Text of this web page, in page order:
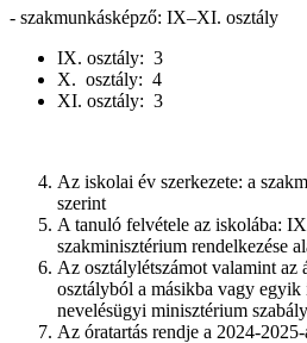
- szakmunkásképző: IX–XI. osztály
IX. osztály: 3
X. osztály: 4
XI. osztály: 3
Az iskolai év szerkezete: a
szerint
A tanuló felvétele az iskolába:
szakminisztérium rendelkezése
Az osztálylétszámot valamint az
osztályból a másikba vagy egyik
nevelésügyi minisztérium
Az óratartás rendje a 2024-